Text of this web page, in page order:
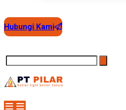
Hubungi Kami